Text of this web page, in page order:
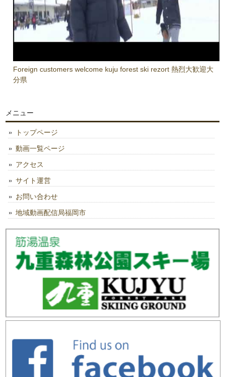
Foreign customers welcome kuju forest ski rezort 熱烈大歓迎大
分県
メニュー
トップページ
動画一覧ページ
アクセス
サイト運営
お問い合わせ
地域動画配信局福岡市